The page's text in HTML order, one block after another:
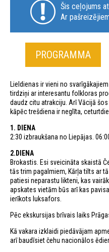
Šis ceļojums
Ar
PROGRAMMA
Lieldienas ir vieni no
tirdziņi ar interesantu folkloras
daudz citu atrakciju. Arī Vācijā
kāpēc trešdiena ir neglīta,
1. DIENA
2:30 izbraukšana no Liepājas.
2.DIENA
Brokastis. Esi sveicināta skaistā
tās trim pagalmiem, Kārļa tilts ar
patiesi neparastu likteni, kas
apskates vietām būs arī kas
ierīkots luksafors.
Pēc ekskursijas brīvais laiks
Kā vakara izklaidi piedāvājam
arī baudīsiet čehu nacionālos